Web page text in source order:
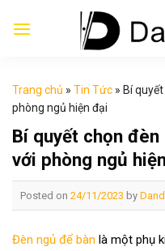
Trang chủ » Tin Tức » Bí
phòng ngủ hiện đại
Bí quyết chọn
với phòng ngủ
Posted on 24/11/2023 by
Đèn ngủ để bàn là một phụ